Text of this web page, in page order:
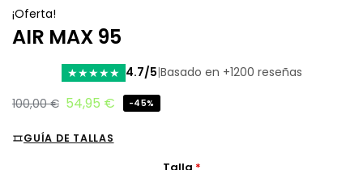
¡Oferta!
AIR MAX 95
★★★★★ 4.7/5|Basado en +1200 reseñas
100,00€ 54,95 € -45%
GUÍA DE TALLAS